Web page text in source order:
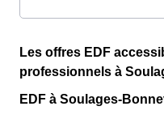
Les offres EDF
professionnels à
EDF à Soulages-